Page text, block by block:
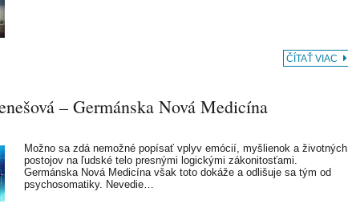
ČÍTAŤ VIAC
– Germánska Nová Medicína
Možno sa zdá nemožné popísať vplyv emócií, myšlienok a životných
postojov na ľudské telo presnými logickými zákonitosťami.
Germánska Nová Medicína však toto dokáže a odlišuje sa tým od
psychosomatiky. Nevedie…